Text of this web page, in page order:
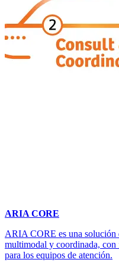
ARIA CORE
ARIA CORE es una solución
multimodal y coordinada, con
para los equipos de atención.